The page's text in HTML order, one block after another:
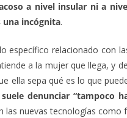
a nivel insular ni a
una incógnita.
específico relacionado con
a la mujer que llega, y
ella sepa qué es lo que
denunciar “tampoco
las nuevas tecnologías